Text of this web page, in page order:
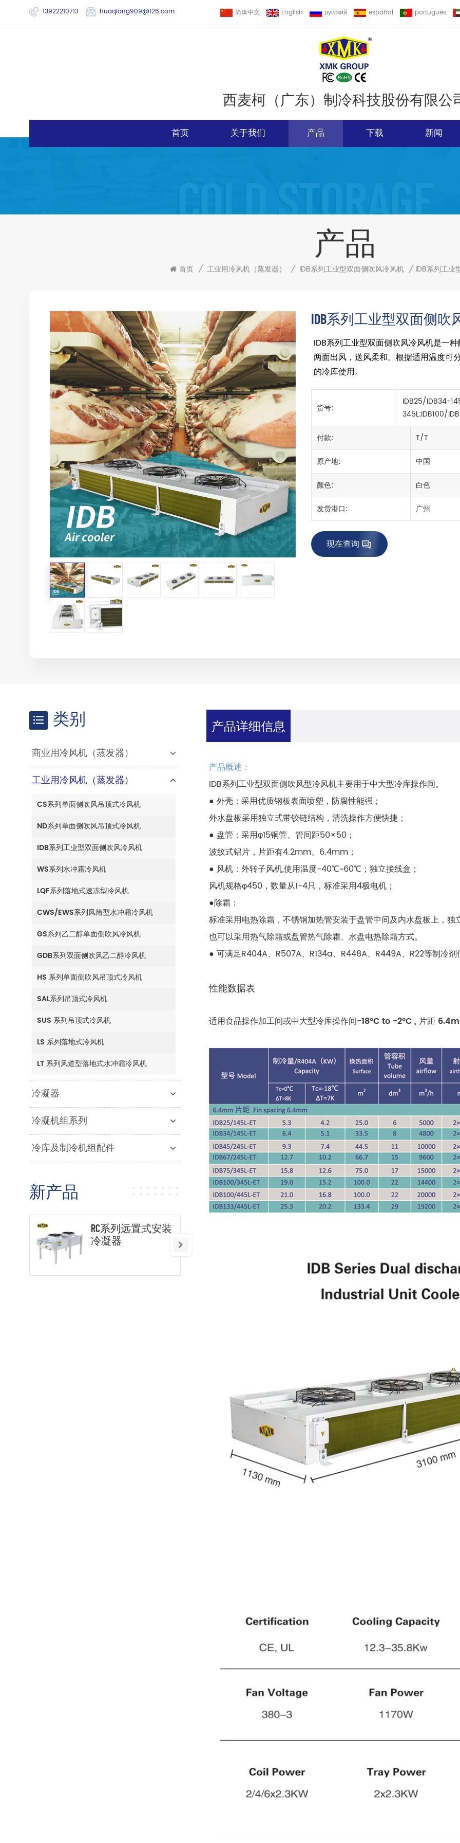
13922210713 huaqiang909@126.com 简体中文 English русский español português
西麦柯（广东）制冷科技股份有限公
首页 关于我们 产品 下载 新闻
产品
首页 / 工业用冷风机（蒸发器） / IDB系列工业型双面侧吹风冷风机 / IDB系列工业
IDB系列工业型双面侧吹
IDB系列工业型双面侧吹风冷风机是一
两面出风，送风柔和。根据适用温度
的冷库使用。
货号:
IDB25/IDB34-
345L;IDB100/
付款:
T/T
原产地:
中国
颜色:
白色
发货港口:
广州
现在查询
产品详细信息
产品概述：
IDB系列工业型双面侧吹风型冷风机主要用于中大型冷库操作间。
● 外壳：采用优质钢板表面喷塑，防腐性能强；
外水盘板采用独立式带铰链结构，清洗操作方便快捷；
● 盘管：采用φ15铜管、管间距50×50；
波纹式铝片，片距有4.2mm、6.4mm；
● 风机：外转子风机,使用温度-40℃~60℃；独立接线盒；
风机规格φ450，数量从1-4只，标准采用4极电机；
●除霜：
标准采用电热除霜，不锈钢加热管安装于盘管中间及内水盘板上，独
也可以采用热气除霜或盘管热气除霜、水盘电热除霜方式。
● 可满足R404A、R507A、R134a、R448A、R449A、R22等制冷剂
性能数据表
适用食品操作加工间或中大型冷库操作间-18°C to -2°C , 片距
类别
商业用冷风机（蒸发器）
工业用冷风机（蒸发器）
CS系列单面侧吹风吊顶式冷风机
ND系列单面侧吹风吊顶式冷风机
IDB系列工业型双面侧吹风冷风机
WS系列水冲霜冷风机
LQF系列落地式速冻型冷风机
CWS/EWS系列风筒型水冲霜冷风机
GS系列乙二醇单面侧吹风冷风机
GDB系列双面侧吹风乙二醇冷风机
HS 系列单面侧吹风吊顶式冷风机
SAL系列吊顶式冷风机
SUS 系列吊顶式冷风机
LS 系列落地式冷风机
LT 系列风道型落地式水冲霜冷风机
冷凝器
冷凝机组系列
冷库及制冷机组配件
新产品
RC系列远置式安装
冷凝器